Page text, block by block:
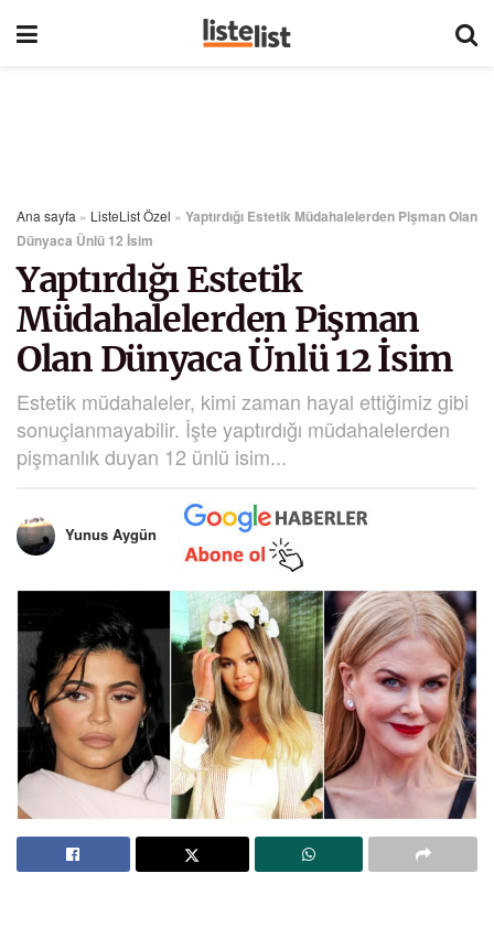
Ana sayfa » ListeList Özel » Yaptırdığı Estetik Müdahalelerden Pişman Olan
Dünyaca Ünlü 12 İsim
Yaptırdığı Estetik
Müdahalelerden Pişman
Olan Dünyaca Ünlü 12 İsim
Estetik müdahaleler, kimi zaman hayal ettiğimiz gibi
sonuçlanmayabilir. İşte yaptırdığı müdahalelerden
pişmanlık duyan 12 ünlü isim...
Yunus Aygün